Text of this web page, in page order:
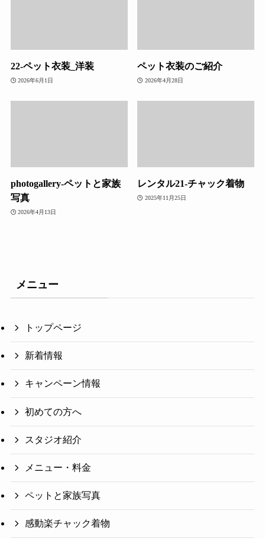
22-ペット衣装_洋装
2026年6月1日
ペット衣装のご紹介
2026年4月28日
photogallery-ペットと家族
写真
2026年4月13日
レンタル21-チャック着物
2025年11月25日
メニュー
トップページ
新着情報
キャンペーン情報
初めての方へ
スタジオ紹介
メニュー・料金
ペットと家族写真
感動楽チャック着物